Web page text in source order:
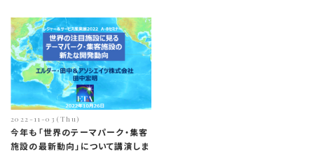
2022-11-03 (Thu)
今年も「世界のテーマパーク・集客
施設の最新動向」について講演しま